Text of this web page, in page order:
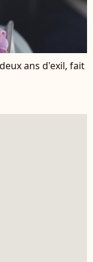
ans d'exil, fait